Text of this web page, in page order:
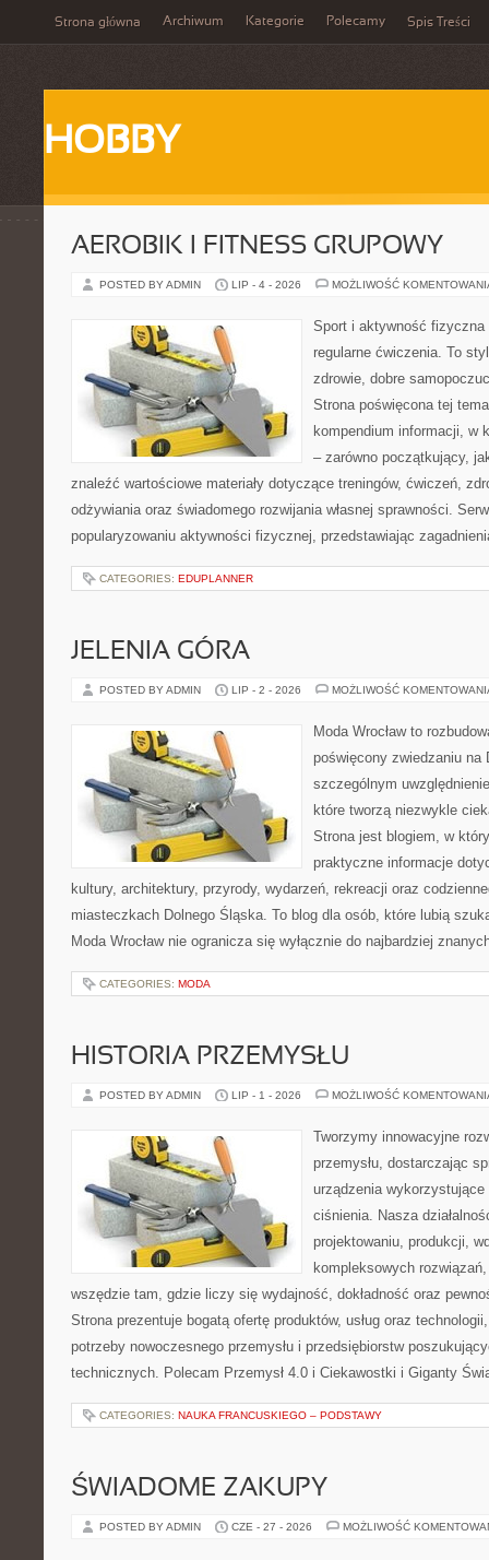
Strona główna Archiwum Kategorie Polecamy Spis Treści
HOBBY
AEROBIK I FITNESS GRUPOWY
POSTED BY ADMIN LIP - 4 - 2026 MOŻLIWOŚĆ
Sport i aktywność
regularne ćwiczenia. To
zdrowie, dobre
Strona poświęcona tej
kompendium informacji, w
– zarówno początkujący,
znaleźć wartościowe materiały dotyczące treningów, ćwiczeń,
odżywiania oraz świadomego rozwijania własnej sprawności.
popularyzowaniu aktywności fizycznej, przedstawiając
CATEGORIES: EDUPLANNER
JELENIA GÓRA
POSTED BY ADMIN LIP - 2 - 2026 MOŻLIWOŚĆ
Moda Wrocław to
poświęcony zwiedzaniu na
szczególnym
które tworzą niezwykle
Strona jest blogiem, w
praktyczne informacje
kultury, architektury, przyrody, wydarzeń, rekreacji oraz
miasteczkach Dolnego Śląska. To blog dla osób, które lubią
Moda Wrocław nie ogranicza się wyłącznie do najbardziej
CATEGORIES: MODA
HISTORIA PRZEMYSŁU
POSTED BY ADMIN LIP - 1 - 2026 MOŻLIWOŚĆ
Tworzymy innowacyjne
przemysłu, dostarczając
urządzenia
ciśnienia. Nasza
projektowaniu, produkcji,
kompleksowych
wszędzie tam, gdzie liczy się wydajność, dokładność oraz
Strona prezentuje bogatą ofertę produktów, usług oraz
potrzeby nowoczesnego przemysłu i przedsiębiorstw
technicznych. Polecam Przemysł 4.0 i Ciekawostki i Giganty
CATEGORIES: NAUKA FRANCUSKIEGO – PODSTAWY
ŚWIADOME ZAKUPY
POSTED BY ADMIN CZE - 27 - 2026 MOŻLIWOŚĆ